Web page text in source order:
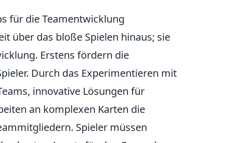
für die Teamentwicklung
über das bloße Spielen hinaus; sie
Erstens fördern die
Durch das Experimentieren mit
innovative Lösungen für
an komplexen Karten die
Spieler müssen